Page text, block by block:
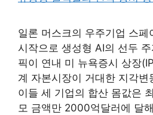
일론 머스크의 우주기업 스페
시작으로 생성형 AI의 선두
픽이 연내 미 뉴욕증시 상장
계 자본시장이 거대한 지각
이들 세 기업의 합산 몸값은
모 금액만 2000억달러에 달